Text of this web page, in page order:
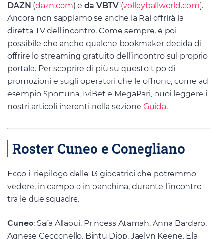
DAZN (dazn.com) e da VBTV (volleyballworld.com).
Ancora non sappiamo se anche la Rai offrirà la
diretta TV dell’incontro. Come sempre, è poi
possibile che anche qualche bookmaker decida di
offrire lo streaming gratuito dell’incontro sul proprio
portale. Per scoprire di più su questo tipo di
promozioni e sugli operatori che le offrono, come ad
esempio Sportuna, IviBet e MegaPari, puoi leggere i
nostri articoli inerenti nella sezione Guida.
Roster Cuneo e Conegliano
Ecco il riepilogo delle 13 giocatrici che potremmo
vedere, in campo o in panchina, durante l’incontro
tra le due squadre.
Cuneo: Safa Allaoui, Princess Atamah, Anna Bardaro,
Agnese Cecconello, Bintu Diop, Jaelyn Keene, Ela